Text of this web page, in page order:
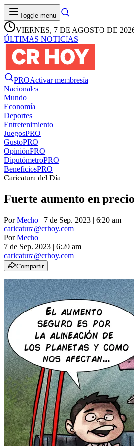
Toggle menu
VIERNES, 7 DE AGOSTO DE
ÚLTIMAS NOTICIAS
PROActivar membresía
Nacionales
Mundo
Economía
Deportes
Entretenimiento
JuegosPRO
GustoPRO
OpiniónPRO
DiputómetroPRO
BeneficiosPRO
Caricatura del Día
Fuerte aumento en
PorMecho | 7 de Sep. 2023 | 6:20 am
caricatura@crhoy.com
PorMecho
7 de Sep. 2023 | 6:20 am
caricatura@crhoy.com
Compartir